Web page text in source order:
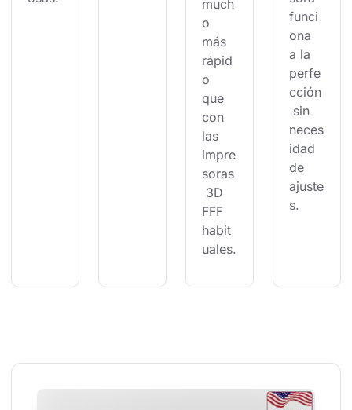
much
o
más
rápid
o
que
con
las
impre
soras
3D
FFF
habit
uales.
funci
ona
a la
perfe
cción
sin
neces
idad
de
ajuste
s.